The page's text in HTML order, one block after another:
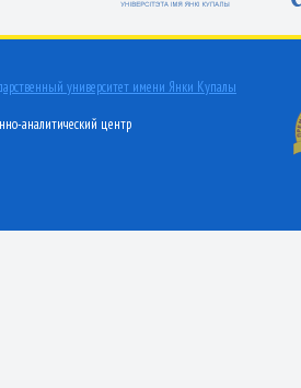
университет имени Янки Купалы
аналитический центр